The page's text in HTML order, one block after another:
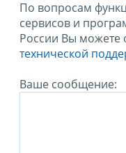
По вопросам
сервисов и
России Вы можете
технической
Ваше сообщение: